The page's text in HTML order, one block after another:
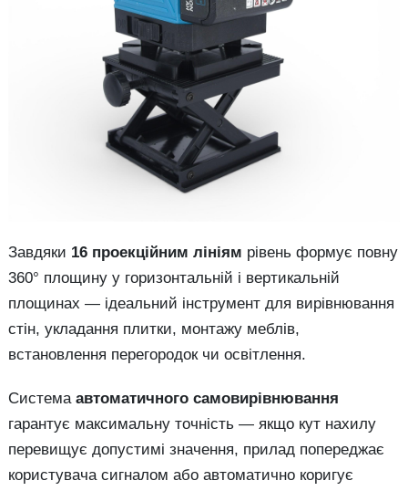
Завдяки 16 проекційним лініям рівень формує повну
360° площину у горизонтальній і вертикальній
площинах — ідеальний інструмент для вирівнювання
стін, укладання плитки, монтажу меблів,
встановлення перегородок чи освітлення.
Система автоматичного самовирівнювання
гарантує максимальну точність — якщо кут нахилу
перевищує допустимі значення, прилад попереджає
користувача сигналом або автоматично коригує